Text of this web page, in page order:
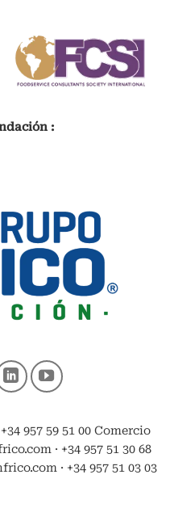
:
957 59 51 00 Comercio
· +34 957 51 30 68
· +34 957 51 03 03